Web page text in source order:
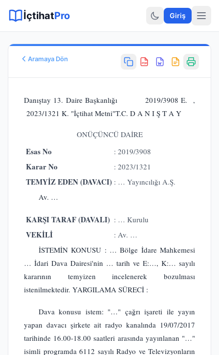
Hukuki Araçlar
İçtihatPro Giriş
Aramaya Dön
PDF
Karar No
2023/1321
Karar Sonucu
ONANMASINA
Hukuk Alanı
Danıştay 13. Daire Başkanlığı 2019/3908 E. ,
2023/1321 K. "İçtihat Metni"T.C. D A N I Ş T A Y
ONÜÇÜNCÜ DAİRE
Esas No : 2019/3908
Karar No : 2023/1321
TEMYİZ EDEN (DAVACI) : … Yayıncılığı A.Ş.
Av. …
KARŞI TARAF (DAVALI) : … Kurulu
VEKİLİ
: Av. …
İSTEMİN KONUSU : … Bölge İdare Mahkemesi
… İdari Dava Dairesi'nin … tarih ve E:…, K:… sayılı
kararının temyizen incelenerek bozulması
istenilmektedir. YARGILAMA SÜRECİ :
Dava konusu istem: "…" çağrı işareti ile yayın
yapan davacı şirkete ait radyo kanalında 19/07/2017
tarihinde 16.00-18.00 saatleri arasında yayınlanan "…"
isimli programda 6112 sayılı Radyo ve Televizyonların